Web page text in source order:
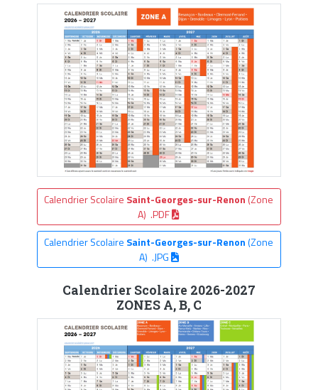
Calendrier Scolaire Saint-Georges-sur-Renon (Zone
A) .PDF
Calendrier Scolaire Saint-Georges-sur-Renon(Zone
A) .JPG
Calendrier Scolaire 2026-2027
ZONES A, B, C